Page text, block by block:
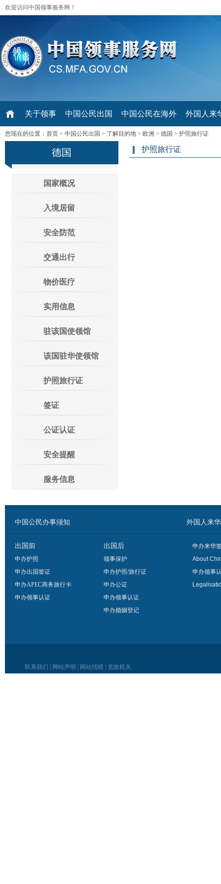
欢迎访问中国领事服务网！
关于领事 中国公民出国 中国公民在海外 外国人来
您现在的位置： 首页 > 中国公民出国 > 了解目的地 > 欧洲 > 德国 > 护照旅行证
德国
国家概况
入境居留
安全防范
交通出行
物价医疗
实用信息
驻该国使领馆
该国驻华使领馆
护照旅行证
签证
公证认证
安全提醒
服务信息
护照旅行证
中国公民办事须知 外国人来
出国前
申办护照
申办出国签证
申办APEC商务旅行卡
申办领事认证
出国后
领事保护
申办护照/旅行证
申办公证
申办领事认证
申办婚姻登记
申办来华
About
申办领事
联系我们 网站声明 网站找错 党政机关